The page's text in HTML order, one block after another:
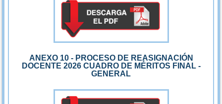
ANEXO 10 - PROCESO DE REASIGNACIÓN
DOCENTE 2026 CUADRO DE MÉRITOS FINAL -
GENERAL